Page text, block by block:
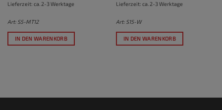
Lieferzeit: ca. 2-3 Werktage
Art: S5-MT12
IN DEN WARENKORB
Lieferzeit: ca. 2-3 Werktage
Art: S15-W
IN DEN WARENKORB